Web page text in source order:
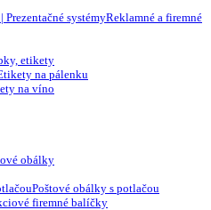
Reklamné a firemné
etikety
na pálenku
na víno
obálky
Poštové obálky s potlačou
firemné balíčky